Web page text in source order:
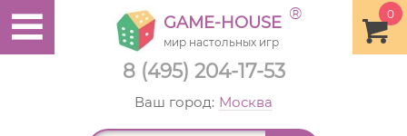
8 (495) 204-17-53
0
GAME-HOUSE ®
мир настольных игр
Ваш город: Москва